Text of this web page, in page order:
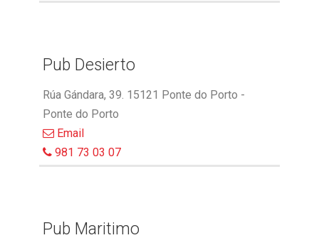
Pub Desierto
Rúa Gándara, 39. 15121 Ponte do Porto -
Ponte do Porto
Email
981 73 03 07
Pub Maritimo